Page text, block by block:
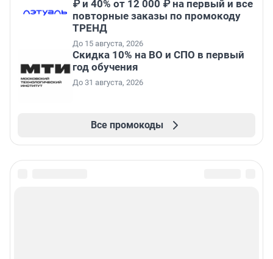
₽ и 40% от 12 000 ₽ на первый и все
повторные заказы по промокоду
ТРЕНД
До 15 августа, 2026
Скидка 10% на ВО и СПО в первый
год обучения
До 31 августа, 2026
Все промокоды